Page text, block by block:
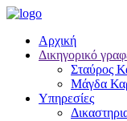
Αρχική
Δικηγορικό
Σταύρος
Μάγδα
Υπηρεσίες